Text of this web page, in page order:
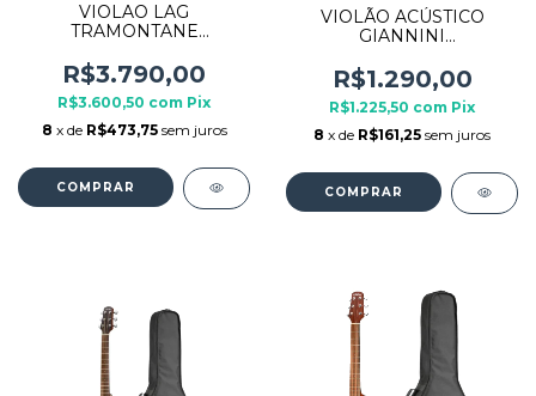
VIOLAO LAG
TRAMONTANE
T70DCE BLACK/BROWN
R$3.790,00
R$3.600,50 com Pix
8 x de R$473,75 sem juros
VIOLÃO ACÚSTICO
GIANNINI
CEQ WS SAPELE
R$1.290,00
R$1.225,50 com Pix
8 x de R$161,25 sem juros